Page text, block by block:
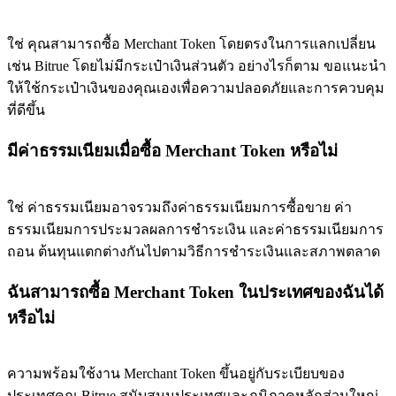
ใช่ คุณสามารถซื้อ Merchant Token โดยตรงในการแลกเปลี่ยน
เช่น Bitrue โดยไม่มีกระเป๋าเงินส่วนตัว อย่างไรก็ตาม ขอแนะนำ
ให้ใช้กระเป๋าเงินของคุณเองเพื่อความปลอดภัยและการควบคุม
ที่ดีขึ้น
มีค่าธรรมเนียมเมื่อซื้อ Merchant Token หรือไม่
ใช่ ค่าธรรมเนียมอาจรวมถึงค่าธรรมเนียมการซื้อขาย ค่า
ธรรมเนียมการประมวลผลการชำระเงิน และค่าธรรมเนียมการ
ถอน ต้นทุนแตกต่างกันไปตามวิธีการชำระเงินและสภาพตลาด
ฉันสามารถซื้อ Merchant Token ในประเทศของฉันได้
หรือไม่
ความพร้อมใช้งาน Merchant Token ขึ้นอยู่กับระเบียบของ